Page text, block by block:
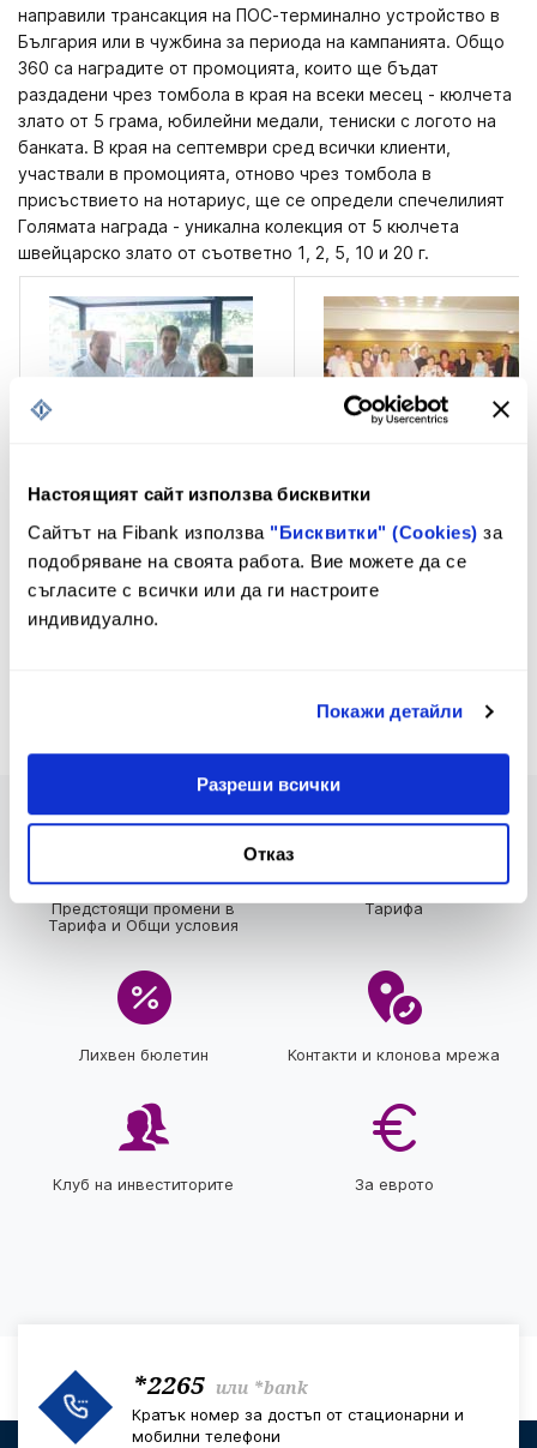
Настоящият сайт използва бисквитки
Сайтът на Fibank използва "Бисквитки" (Cookies) за
подобряване на своята работа. Вие можете да се
съгласите с всички или да ги настроите
индивидуално.
Покажи детайли
Разреши всички
Отказ
направили трансакция на ПОС-терминално устройство в
България или в чужбина за периода на кампанията. Общо
360 са наградите от промоцията, които ще бъдат
раздадени чрез томбола в края на всеки месец - кюлчета
злато от 5 грама, юбилейни медали, тениски с логото на
банката. В края на септември сред всички клиенти,
участвали в промоцията, отново чрез томбола в
присъствието на нотариус, ще се определи спечелилият
Голямата награда - уникална колекция от 5 кюлчета
швейцарско злато от съответно 1, 2, 5, 10 и 20 г.
Предстоящи промени в
Тарифа и Общи условия
Тарифа
Лихвен бюлетин Контакти и клонова мрежа
Клуб на инвеститорите За еврото
*2265 или *bank
Кратък номер за достъп от стационарни и
мобилни телефони